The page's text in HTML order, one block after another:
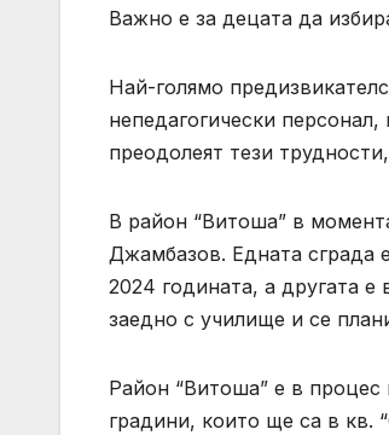
Важно е за децата да
Най-голямо
непедагогически
преодолеят тези
В район “Витоша” в
Джамбазов. Едната сграда
2024 годината, а другата е
заедно с училище и се
Район “Витоша” е в процес
градини, които ще са в кв.